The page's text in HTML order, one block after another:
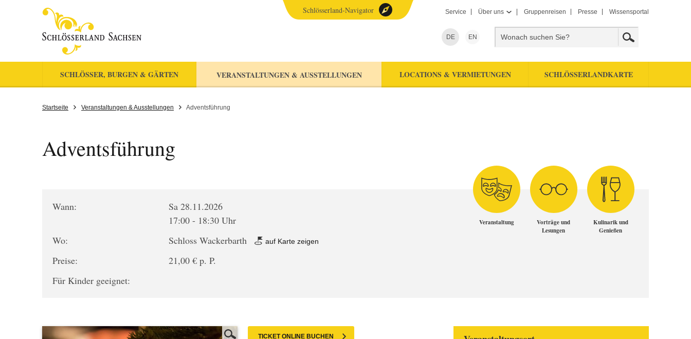
Service Über uns Gruppenreisen Presse Wissensportal
DE EN
SCHLÖSSER, BURGEN & GÄRTEN VERANSTALTUNGEN & AUSSTELLUNGEN LOCATIONS & VERMIETUNGEN SCHLÖSSERLANDKARTE
Schlösserland-Navigator
Startseite Veranstaltungen & Ausstellungen Adventsführung
Adventsführung
Wann:
Sa 28.11.2026
17:00 - 18:30 Uhr
Wo:
Schloss Wackerbarth auf Karte zeigen
Preise:
21,00 € p. P.
Für Kinder geeignet:
Veranstaltung
Vorträge und
Lesungen
Kulinarik und
Genießen
TICKET ONLINE BUCHEN